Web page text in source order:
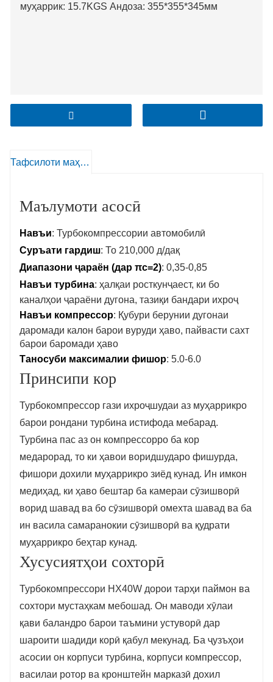
муҳаррик: 15.7KGS Андоза: 355*355*345мм
Тафсилоти маҳсулот
Маълумоти асосӣ
Навъи: Турбокомпрессории автомобилӣ
Суръати гардиш: То 210,000 д/дақ
Диапазони ҷараён (дар πc=2): 0,35-0,85
Навъи турбина: ҳалқаи росткунҷаест, ки бо
каналҳои ҷараёни дугона, тазиқи бандари ихроҷ
Навъи компрессор: Қубури берунии дугонаи
даромади калон барои вуруди ҳаво, пайвасти сахт
барои баромади ҳаво
Таносуби максималии фишор: 5.0-6.0
Принсипи кор
Турбокомпрессор гази ихроҷшудаи аз муҳаррикро
барои рондани турбина истифода мебарад.
Турбина пас аз он компрессорро ба кор
медарорад, то ки ҳавои воридшударо фишурда,
фишори дохили муҳаррикро зиёд кунад. Ин имкон
медиҳад, ки ҳаво бештар ба камераи сӯзишворӣ
ворид шавад ва бо сӯзишворӣ омехта шавад ва ба
ин васила самаранокии сӯзишворӣ ва қудрати
муҳаррикро беҳтар кунад.
Хусусиятҳои сохторӣ
Турбокомпрессори HX40W дорои тарҳи паймон ва
сохтори мустаҳкам мебошад. Он маводи хӯлаи
қави баландро барои таъмини устуворӣ дар
шароити шадиди корӣ қабул мекунад. Ба ҷузъҳои
асосии он корпуси турбина, корпуси компрессор,
василаи ротор ва кронштейн марказӣ дохил